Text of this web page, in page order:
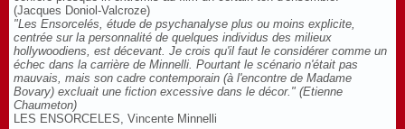
(Jacques Doniol-Valcroze)
"Les Ensorcelés, étude de psychanalyse plus ou moins explicite,
centrée sur la personnalité de quelques individus des milieux
hollywoodiens, est décevant. Je crois qu'il faut le considérer comme un
échec dans la carrière de Minnelli. Pourtant le scénario n'était pas
mauvais, mais son cadre contemporain (à l'encontre de Madame
Bovary) excluait une fiction excessive dans le décor." (Etienne
Chaumeton)
LES ENSORCELES, Vincente Minnelli